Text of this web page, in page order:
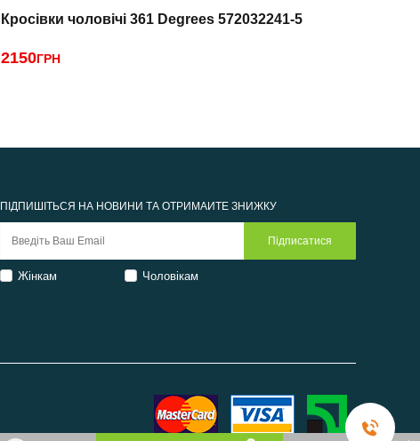
Кросівки чоловічі 361 Degrees 572032241-5
2150ГРН
ПІДПИШІТЬСЯ НА НОВИНИ ТА ОТРИМАЙТЕ ЗНИЖКУ
Жінкам Чоловікам